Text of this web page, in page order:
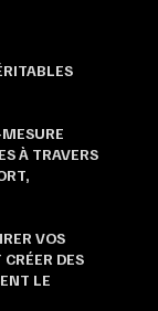
À TRAVERS
VOS
DES
LE